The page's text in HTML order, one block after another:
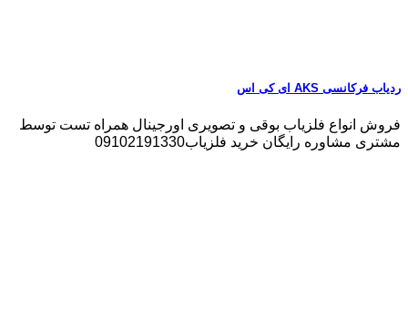
ردیاب فرکانسی AKS ای کی اس
فروش انواع فلزیاب بوقی و تصویری اورجینال همراه تست توسط
مشتری مشاوره رایگان خرید فلزیاب09102191330